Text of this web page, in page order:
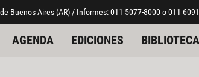
Buenos Aires (AR) / Informes: 011 5077-8000 o 011
AGENDA EDICIONES BIBLIOTECA